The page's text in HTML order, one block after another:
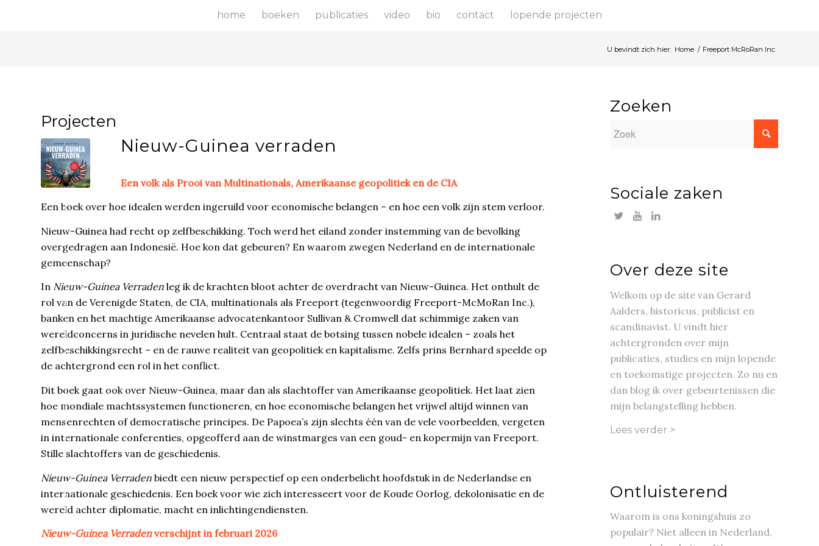
home boeken publicaties video bio contact lopende projecten
U bevindt zich hier: Home / Freeport McRoRan Inc.
Projecten
Nieuw-Guinea verraden
Een volk als Prooi van Multinationals, Amerikaanse geopolitiek en de CIA
Een boek over hoe idealen werden ingeruild voor economische belangen – en hoe een volk zijn stem verloor.
Nieuw-Guinea had recht op zelfbeschikking. Toch werd het eiland zonder instemming van de bevolking
overgedragen aan Indonesië. Hoe kon dat gebeuren? En waarom zwegen Nederland en de internationale
gemeenschap?
In Nieuw-Guinea Verraden leg ik de krachten bloot achter de overdracht van Nieuw-Guinea. Het onthult de
rol van de Verenigde Staten, de CIA, multinationals als Freeport (tegenwoordig Freeport-McMoRan Inc.),
banken en het machtige Amerikaanse advocatenkantoor Sullivan & Cromwell dat schimmige zaken van
wereldconcerns in juridische nevelen hult. Centraal staat de botsing tussen nobele idealen – zoals het
zelfbeschikkingsrecht – en de rauwe realiteit van geopolitiek en kapitalisme. Zelfs prins Bernhard speelde op
de achtergrond een rol in het conflict.
Dit boek gaat ook over Nieuw-Guinea, maar dan als slachtoffer van Amerikaanse geopolitiek. Het laat zien
hoe mondiale machtssystemen functioneren, en hoe economische belangen het vrijwel altijd winnen van
mensenrechten of democratische principes. De Papoea’s zijn slechts één van de vele voorbeelden, vergeten
in internationale conferenties, opgeofferd aan de winstmarges van een goud- en kopermijn van Freeport.
Stille slachtoffers van de geschiedenis.
Nieuw-Guinea Verraden biedt een nieuw perspectief op een onderbelicht hoofdstuk in de Nederlandse en
internationale geschiedenis. Een boek voor wie zich interesseert voor de Koude Oorlog, dekolonisatie en de
wereld achter diplomatie, macht en inlichtingendiensten.
Nieuw-Guinea Verradenverschijnt in februari 2026
Zoeken
Sociale zaken
Over deze site
Welkom op de site van Gerard
Aalders, historicus, publicist en
scandinavist. U vindt hier
achtergronden over mijn
publicaties, studies en mijn lopende
en toekomstige projecten. Zo nu en
dan blog ik over gebeurtenissen die
mijn belangstelling hebben.
Lees verder >
Ontluisterend
Waarom is ons koningshuis zo
populair? Niet alleen in Nederland,